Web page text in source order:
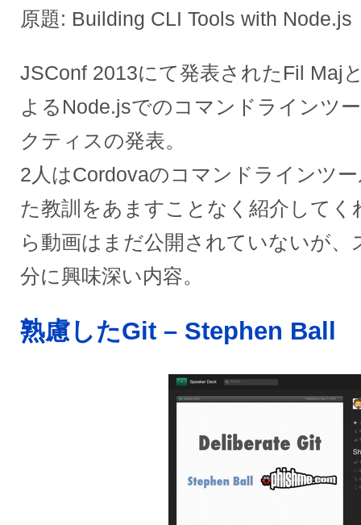
原題: Building CLI Tools with Node.js
JSConf 2013にて発表されたFil Maj
よるNode.jsでのコマンドラインツ
クティスの発表。
2人はCordovaのコマンドラインツ
た教訓をあますことなく紹介してく
ら動画はまだ公開されていないが
分に興味深い内容。
熟慮したGit – Stephen Ball